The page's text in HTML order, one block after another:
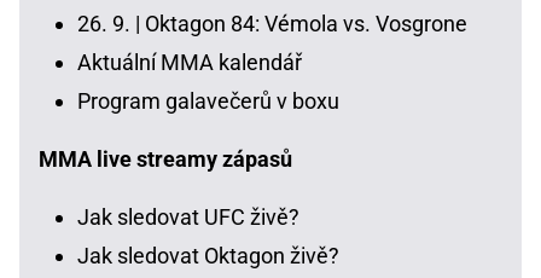
26. 9. | Oktagon 84: Vémola vs. Vosgrone
Aktuální MMA kalendář
Program galavečerů v boxu
MMA live streamy zápasů
Jak sledovat UFC živě?
Jak sledovat Oktagon živě?